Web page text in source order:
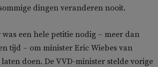
dingen veranderen nooit.
een hele petitie nodig – meer dan
tijd – om minister Eric Wiebes van
doen. De VVD-minister stelde vorige